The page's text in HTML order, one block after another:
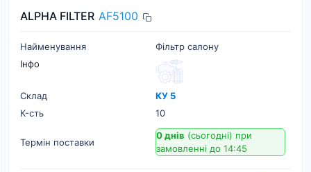
ALPHA FILTER AF5100
Найменування
Фільтр салону
Інфо
Склад
КУ 5
К-cть
10
Термін поставки
0 днів (сьогодні) при
замовленні до 14:45